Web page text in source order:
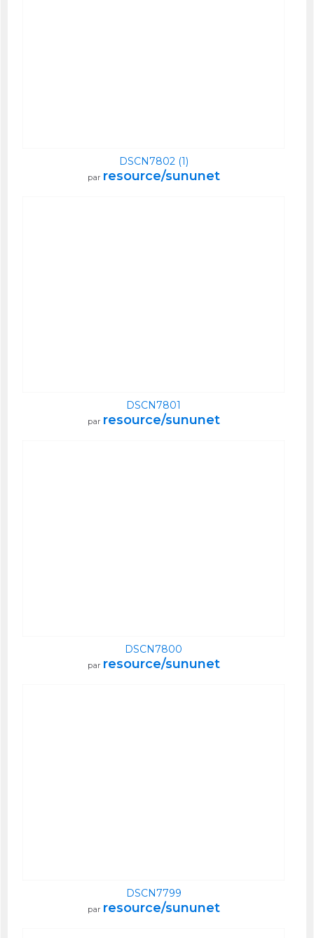
DSCN7802 (1)
par resource/sununet
DSCN7801
par resource/sununet
DSCN7800
par resource/sununet
DSCN7799
par resource/sununet